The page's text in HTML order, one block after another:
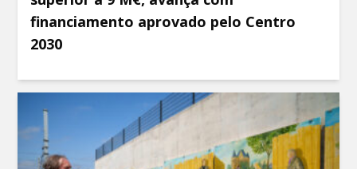
financiamento aprovado pelo Centro
2030